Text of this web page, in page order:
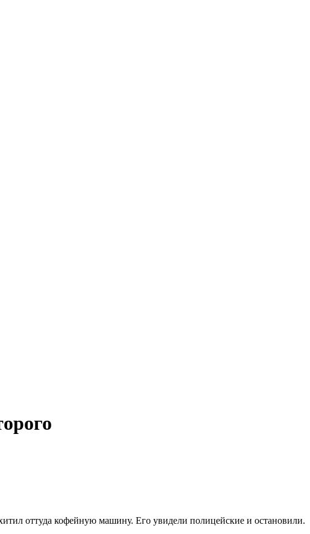
оттуда кофейную машину. Его увидели полицейские и остановили.